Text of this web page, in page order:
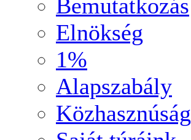
Bemutatkozás
Elnökség
1%
Alapszabály
Közhasznúság